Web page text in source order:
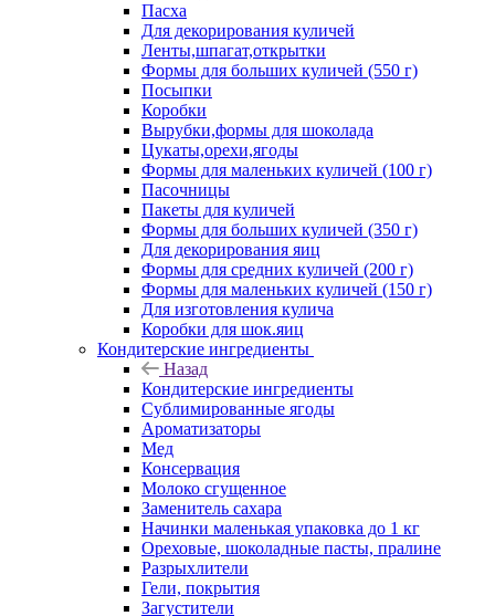
Пасха
Для декорирования куличей
Ленты,шпагат,открытки
Формы для больших куличей (550 г)
Посыпки
Коробки
Вырубки,формы для шоколада
Цукаты,орехи,ягоды
Формы для маленьких куличей (100 г)
Пасочницы
Пакеты для куличей
Формы для больших куличей (350 г)
Для декорирования яиц
Формы для средних куличей (200 г)
Формы для маленьких куличей (150 г)
Для изготовления кулича
Коробки для шок.яиц
Кондитерские ингредиенты
Назад
Кондитерские ингредиенты
Сублимированные ягоды
Ароматизаторы
Мед
Консервация
Молоко сгущенное
Заменитель сахара
Начинки маленькая упаковка до 1 кг
Ореховые, шоколадные пасты, пралине
Разрыхлители
Гели, покрытия
Загустители